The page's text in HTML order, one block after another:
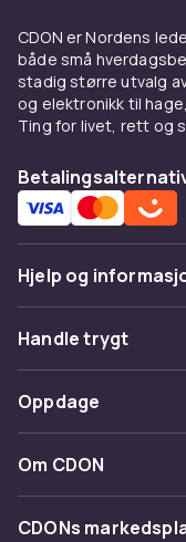
CDON er Nordens
både små
stadig større utvalg
og elektronikk til
Ting for livet, rett og
Hjelp og
Vanlige spørsmål
Spor pakke
Angre & returner her
Kontakt oss
Handle trygt
Betaling
Levering
Tilbakekallinger
Oppdage
Kategorier
Varemerker
Om CDON
Om oss
CDONs